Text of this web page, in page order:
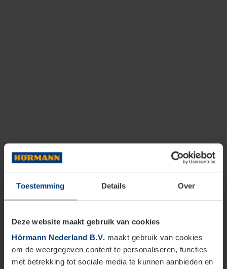
Toestemming Details Over
Deze website maakt gebruik van cookies
Hörmann Nederland B.V. maakt gebruik van cookies
om de weergegeven content te personaliseren, functies
met betrekking tot sociale media te kunnen aanbieden en